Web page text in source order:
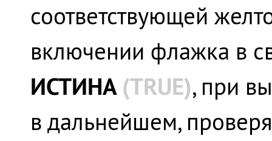
соответствующей
включении флажка в
ИСТИНА(TRUE), при
в дальнейшем,